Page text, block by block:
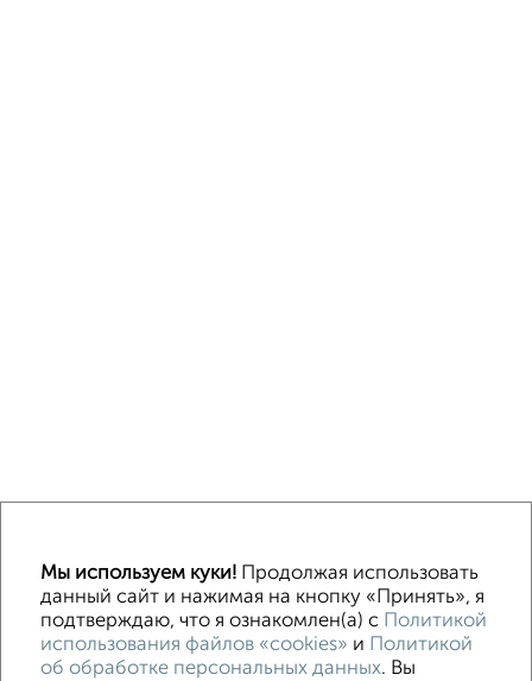
ИЖС СНТ В черте города
Контакты
Политика конфиденциальности
Мы используем куки! Продолжая использовать
данный сайт и нажимая на кнопку «Принять», я
подтверждаю, что я ознакомлен(а) с Политикой
использования файлов «cookies» и Политикой
об обработке персональных данных. Вы